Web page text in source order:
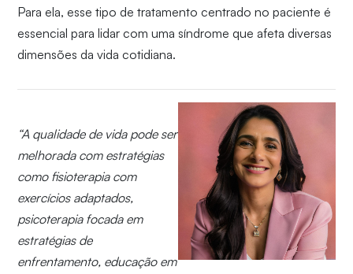
Para ela, esse tipo de tratamento centrado no paciente é
essencial para lidar com uma síndrome que afeta diversas
dimensões da vida cotidiana.
“A qualidade de vida pode ser
melhorada com estratégias
como fisioterapia com
exercícios adaptados,
psicoterapia focada em
estratégias de
enfrentamento, educação em